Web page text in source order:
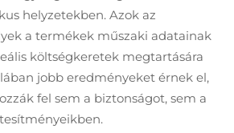
helyzetekben. Azok az
a termékek műszaki adatainak
költségkeretek megtartására
jobb eredményeket érnek el,
fel sem a biztonságot, sem a